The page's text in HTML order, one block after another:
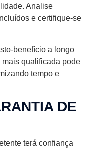
Analise
e certifique-se
benefício a longo
mais qualificada pode
tempo e
DE
terá confiança